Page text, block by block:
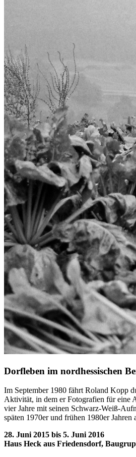
Dorfleben im nordhessischen
Im September 1980 fährt Roland Kopp
Aktivität, in dem er Fotografien für eine
vier Jahre mit seinen Schwarz-Weiß-
späten 1970er und frühen 1980er
28. Juni 2015 bis 5. Juni 2016
Haus Heck aus Friedensdorf,